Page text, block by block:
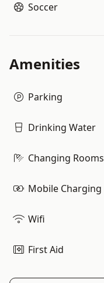
Soccer
Amenities
Parking
Drinking Water
Changing Rooms
Mobile Charging
Wifi
First Aid